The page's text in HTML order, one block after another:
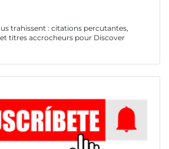
trahissent : citations percutantes,
titres accrocheurs pour Discover